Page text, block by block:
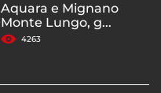
Aquara e Mignano
Monte Lungo, g...
4263